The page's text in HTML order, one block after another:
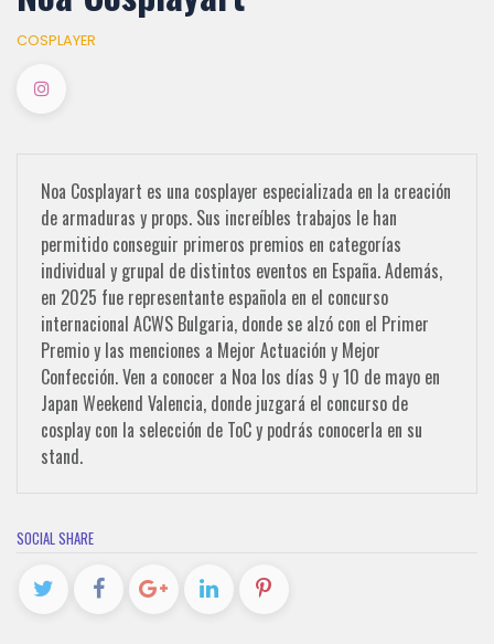
COSPLAYER
Noa Cosplayart es una cosplayer especializada en la creación
de armaduras y props. Sus increíbles trabajos le han
permitido conseguir primeros premios en categorías
individual y grupal de distintos eventos en España. Además,
en 2025 fue representante española en el concurso
internacional ACWS Bulgaria, donde se alzó con el Primer
Premio y las menciones a Mejor Actuación y Mejor
Confección. Ven a conocer a Noa los días 9 y 10 de mayo en
Japan Weekend Valencia, donde juzgará el concurso de
cosplay con la selección de ToC y podrás conocerla en su
stand.
SOCIAL SHARE